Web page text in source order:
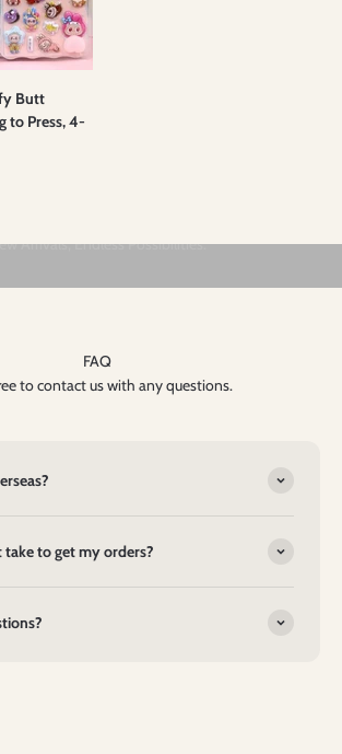
Butt
to Press, 4-
FAQ
to contact us with any questions.
to get my orders?